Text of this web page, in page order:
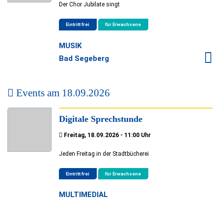
Der Chor Jubilate singt
Eintritt frei für Erwachsene
MUSIK
Bad Segeberg
Events am 18.09.2026
Digitale Sprechstunde
Freitag, 18.09.2026 - 11:00 Uhr
Jeden Freitag in der Stadtbücherei
Eintritt frei für Erwachsene
MULTIMEDIAL